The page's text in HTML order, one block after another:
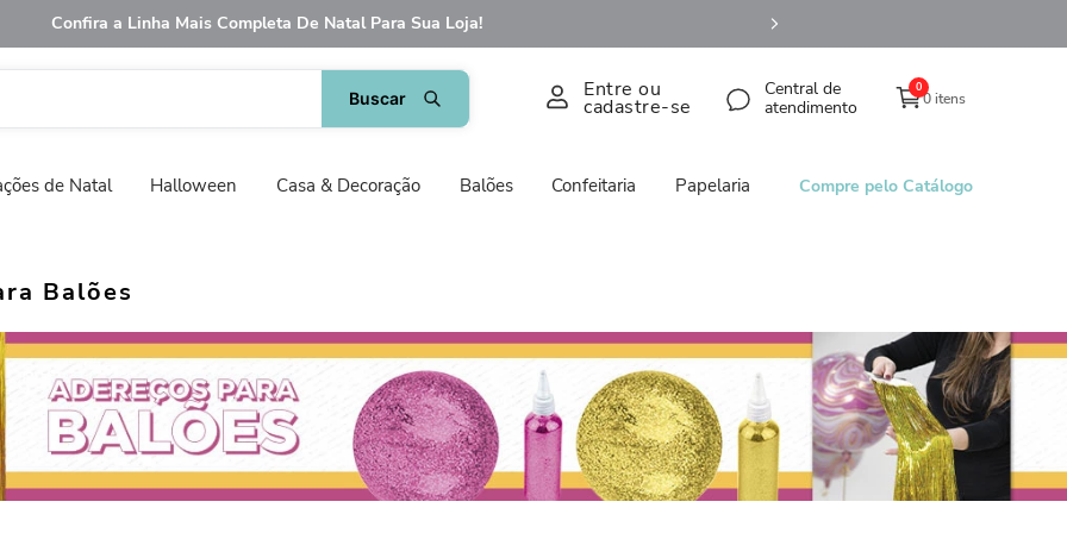
Confira a Linha Mais Completa De Natal Para Sua Loja!
Entre ou
cadastre-se
Central de
atendimento
0
0 itens
de Natal Halloween Casa & Decoração Balões Confeitaria Papelaria Compre pelo Catálogo
Balões